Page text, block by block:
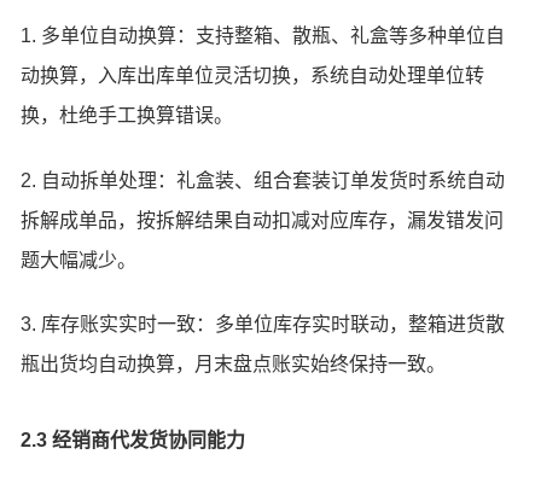
1. 多单位自动换算：支持整箱、散瓶、礼盒等多种单位自
动换算，入库出库单位灵活切换，系统自动处理单位转
换，杜绝手工换算错误。
2. 自动拆单处理：礼盒装、组合套装订单发货时系统自动
拆解成单品，按拆解结果自动扣减对应库存，漏发错发问
题大幅减少。
3. 库存账实实时一致：多单位库存实时联动，整箱进货散
瓶出货均自动换算，月末盘点账实始终保持一致。
2.3 经销商代发货协同能力